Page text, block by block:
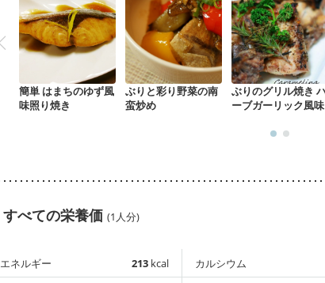
簡単 はまちのゆず風
味照り焼き
ぶりと彩り野菜の南
蛮炒め
ぶりのグリル焼き
ーブガーリック風味
すべての栄養価 (1人分)
エネルギー 213 kcal
カルシウム